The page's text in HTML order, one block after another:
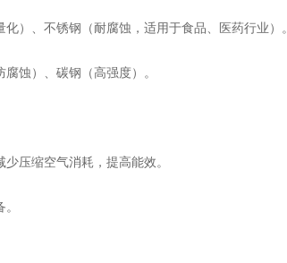
）、不锈钢（耐腐蚀，适用于食品、医药行业）
蚀）、碳钢（高强度）。
压缩空气消耗，提高能效。